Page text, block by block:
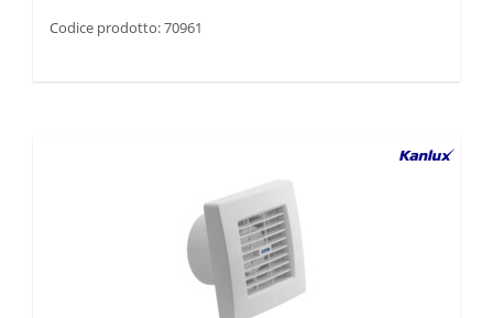
Codice prodotto: 70961